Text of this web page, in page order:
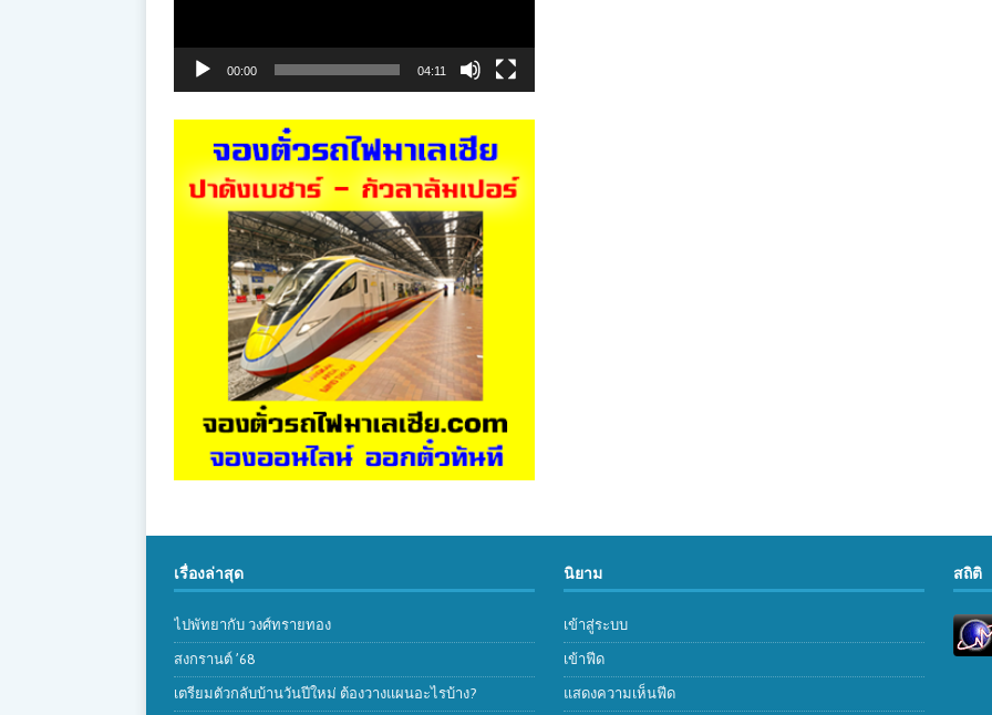
00:00 04:11
เรื่องล่าสุด
ไปพัทยากับ วงศ์ทรายทอง
สงกรานต์ ’68
เตรียมตัวกลับบ้านวันปีใหม่ ต้องวางแผนอะไรบ้าง?
นิยาม
เข้าสู่ระบบ
เข้าฟีด
แสดงความเห็นฟีด
สถิติ